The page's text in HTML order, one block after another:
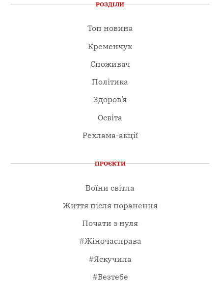
РОЗДІЛИ
Топ новина
Кременчук
Споживач
Політика
Здоров’я
Освіта
Реклама-акції
ПРОЄКТИ
Воїни світла
Життя після поранення
Почати з нуля
#Жіночасправа
#Яскучила
#Безтебе